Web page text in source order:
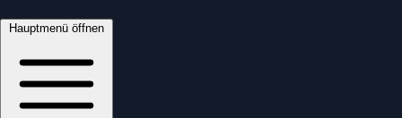
Hauptmenü öffnen